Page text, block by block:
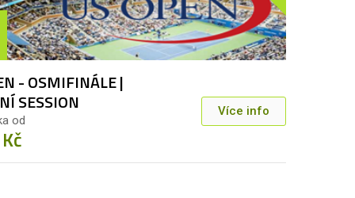
- OSMIFINÁLE |
SESSION
od
Více info